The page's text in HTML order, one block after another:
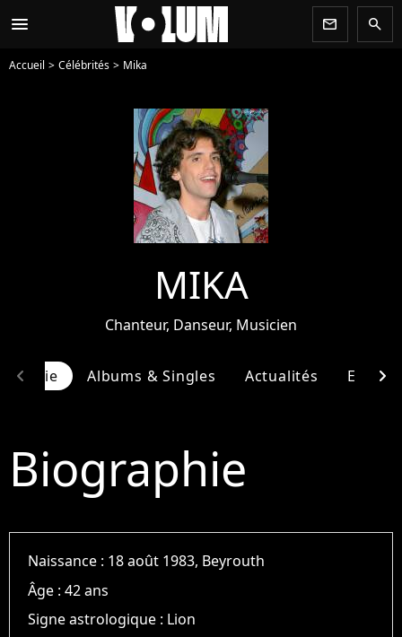
menu newsletter search
Accueil Célébrités Mika
MIKA
Chanteur, Danseur, Musicien
Albums & Singles Actualités
chevron_left chevron_right
Biographie
Naissance : 18 août 1983, Beyrouth
Âge :42 ans
Signe astrologique : Lion